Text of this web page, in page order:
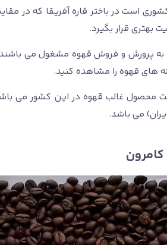
است در باختر قاره آفریقا که در
بهتری قرار بگیرد.
پرورش و فروش قهوه مشغول می باشند؛
های قهوه را مشاهده کنید.
محصول غالب قهوه در این کشور می
می باشد.